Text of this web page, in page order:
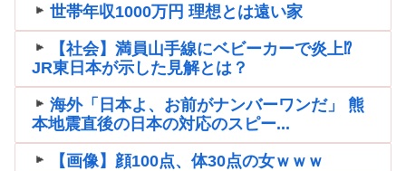
世帯年収1000万円 理想とは遠い家
【社会】満員山手線にベビーカーで炎上⁉
JR東日本が示した見解とは？
海外「日本よ、お前がナンバーワンだ」 熊
本地震直後の日本の対応のスピー...
【画像】顔100点、体30点の女ｗｗｗ